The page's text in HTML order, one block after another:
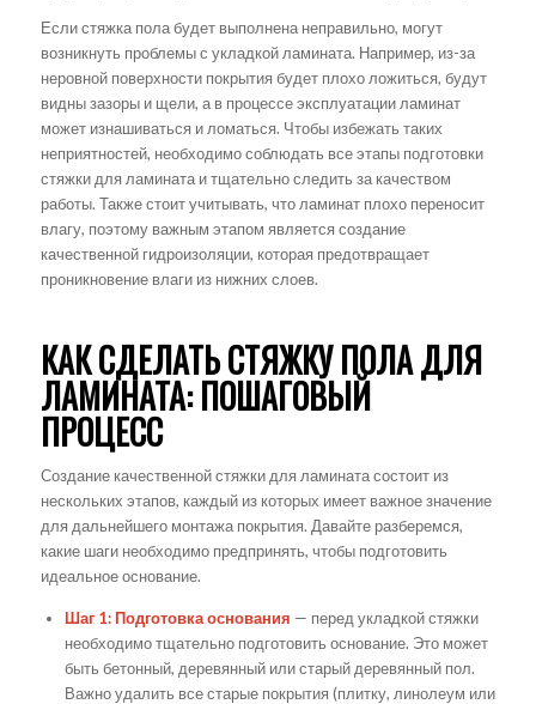
Если стяжка пола будет выполнена неправильно, могут
возникнуть проблемы с укладкой ламината. Например, из-за
неровной поверхности покрытия будет плохо ложиться, будут
видны зазоры и щели, а в процессе эксплуатации ламинат
может изнашиваться и ломаться. Чтобы избежать таких
неприятностей, необходимо соблюдать все этапы подготовки
стяжки для ламината и тщательно следить за качеством
работы. Также стоит учитывать, что ламинат плохо переносит
влагу, поэтому важным этапом является создание
качественной гидроизоляции, которая предотвращает
проникновение влаги из нижних слоев.
КАК СДЕЛАТЬ СТЯЖКУ ПОЛА ДЛЯ
ЛАМИНАТА: ПОШАГОВЫЙ
ПРОЦЕСС
Создание качественной стяжки для ламината состоит из
нескольких этапов, каждый из которых имеет важное значение
для дальнейшего монтажа покрытия. Давайте разберемся,
какие шаги необходимо предпринять, чтобы подготовить
идеальное основание.
Шаг 1: Подготовка основания — перед укладкой стяжки
необходимо тщательно подготовить основание. Это может
быть бетонный, деревянный или старый деревянный пол.
Важно удалить все старые покрытия (плитку, линолеум или